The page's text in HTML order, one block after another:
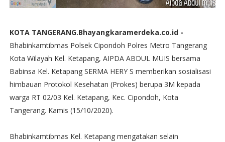
KOTA TANGERANG.Bhayangkaramerdeka.co.id -
Bhabinkamtibmas Polsek Cipondoh Polres Metro Tangerang
Kota Wilayah Kel. Ketapang, AIPDA ABDUL MUIS bersama
Babinsa Kel. Ketapang SERMA HERY S memberikan sosialisasi
himbauan Protokol Kesehatan (Prokes) berupa 3M kepada
warga RT 02/03 Kel. Ketapang, Kec. Cipondoh, Kota
Tangerang. Kamis (15/10/2020).
Bhabinkamtibmas Kel. Ketapang mengatakan selain